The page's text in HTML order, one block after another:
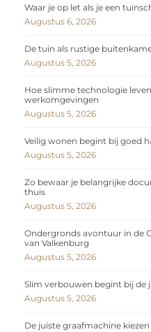
Waar je op let als je een
Augustus 6, 2026
De tuin als rustige
Augustus 5, 2026
Hoe slimme technologie
werkomgevingen
Augustus 5, 2026
Veilig wonen begint bij goed
Augustus 5, 2026
Zo bewaar je belangrijke
thuis
Augustus 5, 2026
Ondergronds avontuur in de
van Valkenburg
Augustus 5, 2026
Slim verbouwen begint bij
Augustus 5, 2026
De juiste graafmachine